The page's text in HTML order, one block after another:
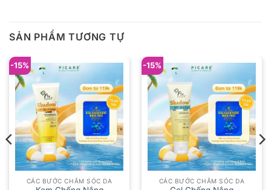
SẢN PHẨM TƯƠNG TỰ
-15%
CÁC BƯỚC CHĂM SÓC DA
-15%
CÁC BƯỚC CHĂM SÓC DA